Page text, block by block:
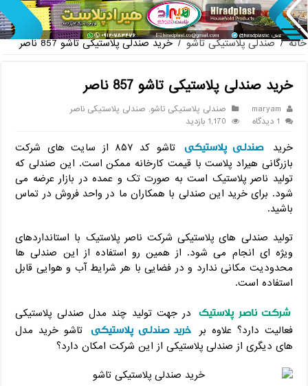
پخش عمده صندلی پلاستیکی دسته دار 889 نا
خانه / صندلی پلاستیکی تاشو / خرید صندلی پلاستیکی تاشو 857 ناصر
خرید صندلی پلاستیکی تاشو 857 ناصر
maryam صندلی پلاستیکی تاشو, صندلی پلاستیکی ناصر
1 دیدگاه
1,170 بازدید
خرید صندلی پلاستیکی
تاشو کد ۸۵۷ از سایت های شرکت
بازرگانی هیراد پلاست با قیمت کارخانه ممکن است. این صندلی که
تولید ناصر پلاستیک است به صورت تک و عمده در بازار عرضه می
شود. برای خرید این صندلی با همکاران ما در واحد فروش در تماس
باشید.
تولید صندلی های پلاستیکی شرکت ناصر پلاستیک با استانداردهای
ویژه ای انجام می شود. از همین رو استفاده از این صندلی ها
محدودیت مکانی ندارد و در فضایی با هر شرایط آب و هوایی قابل
استفاده است.
شرکت ناصر پلاستیک در جهت تولید چند مدل صندلی پلاستیکی
فعالیت دارد؟ علاوه بر خرید صندلی پلاستیکی تاشو خرید مدل
های دیگری از صندلی پلاستیکی از این شرکت امکان دارد؟